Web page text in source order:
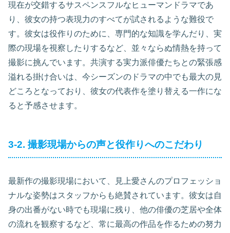
現在が交錯するサスペンスフルなヒューマンドラマであ
り、彼女の持つ表現力のすべてが試されるような難役で
す。彼女は役作りのために、専門的な知識を学んだり、実
際の現場を視察したりするなど、並々ならぬ情熱を持って
撮影に挑んでいます。共演する実力派俳優たちとの緊張感
溢れる掛け合いは、今シーズンのドラマの中でも最大の見
どころとなっており、彼女の代表作を塗り替える一作にな
ると予感させます。
3-2. 撮影現場からの声と役作りへのこだわり
最新作の撮影現場において、見上愛さんのプロフェッショ
ナルな姿勢はスタッフからも絶賛されています。彼女は自
身の出番がない時でも現場に残り、他の俳優の芝居や全体
の流れを観察するなど、常に最高の作品を作るための努力